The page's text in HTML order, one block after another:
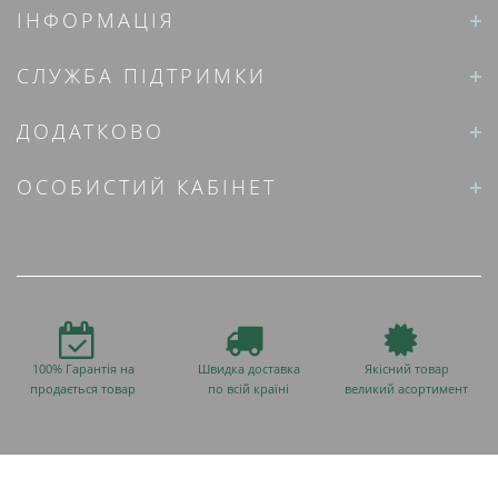
ІНФОРМАЦІЯ
СЛУЖБА ПІДТРИМКИ
ДОДАТКОВО
ОСОБИСТИЙ КАБІНЕТ
100% Гарантія на
продається товар
Швидка доставка
по всій країні
Якісний товар
великий асортимент